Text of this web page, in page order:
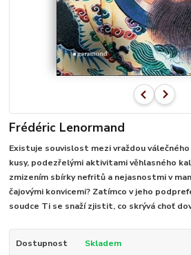
Frédéric Lenormand
Existuje souvislost mezi vraždou
kusy, podezřelými aktivitami věhlasného
zmizením sbírky nefritů a nejasnostmi v
čajovými konvicemi? Zatímco v jeho
soudce Ti se snaží zjistit, co skrývá choť
Dostupnost Skladem